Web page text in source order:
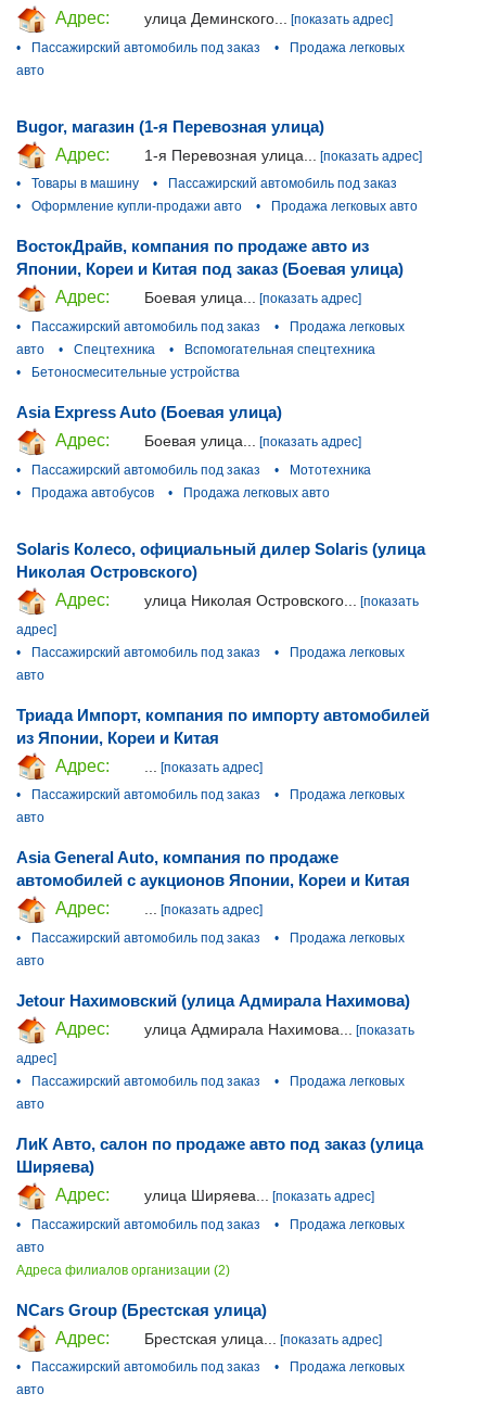
Адрес:
улица Деминского...
[показать адрес]
•
Пассажирский автомобиль под заказ •
Продажа легковых
авто
Bugor, магазин (1-я Перевозная улица)
Адрес:
1-я Перевозная улица...
[показать адрес]
•
Товары в машину •
Пассажирский автомобиль под заказ
•
Оформление купли-продажи авто • Продажа легковых авто
ВостокДрайв, компания по продаже авто из
Японии, Кореи и Китая под заказ (Боевая улица)
Адрес:
Боевая улица... [показать адрес]
•
Пассажирский автомобиль под заказ •
Продажа легковых
авто
• Спецтехника •
Вспомогательная спецтехника
•
Бетоносмесительные устройства
Asia Express Auto (Боевая улица)
Адрес:
Боевая улица...
[показать адрес]
•
Пассажирский автомобиль под заказ •
Мототехника
•
Продажа автобусов • Продажа легковых авто
Solaris Колесо, официальный дилер Solaris (улица
Николая Островского)
Адрес:
улица Николая Островского...
[показать
адрес]
•
Пассажирский автомобиль под заказ •
Продажа легковых
авто
Триада Импорт, компания по импорту автомобилей
из Японии, Кореи и Китая
Адрес:
[показать адрес]
•
Пассажирский автомобиль под заказ •
Продажа легковых
авто
Asia General Auto, компания по продаже
автомобилей с аукционов Японии, Кореи и Китая
Адрес:
... [показать адрес]
•
Пассажирский автомобиль под заказ •
Продажа легковых
авто
Jetour Нахимовский (улица Адмирала Нахимова)
Адрес:
улица Адмирала Нахимова...
[показать
адрес]
•
Пассажирский автомобиль под заказ •
Продажа легковых
авто
ЛиК Авто, салон по продаже авто под заказ (улица
Ширяева)
Адрес:
улица Ширяева...
[показать адрес]
•
Пассажирский автомобиль под заказ •
Продажа легковых
авто
Адреса филиалов организации (2)
NCars Group (Брестская улица)
Адрес:
Брестская улица...
[показать адрес]
•
Пассажирский автомобиль под заказ •
Продажа легковых
авто